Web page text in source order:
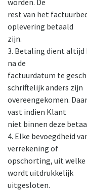
worden. De
rest van het
oplevering betaald
zijn.
3. Betaling dient altijd
na de
factuurdatum te
schriftelijk anders zijn
overeengekomen.
vast indien Klant
niet binnen deze
4. Elke bevoegdheid
verrekening of
opschorting, uit welke
wordt uitdrukkelijk
uitgesloten.